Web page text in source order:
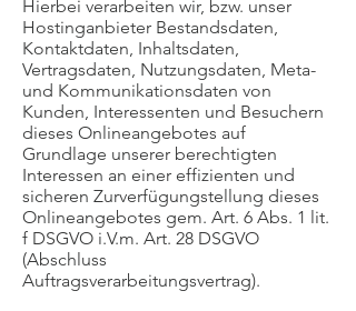
Hierbei verarbeiten wir, bzw. unser
Hostinganbieter Bestandsdaten,
Kontaktdaten, Inhaltsdaten,
Vertragsdaten, Nutzungsdaten, Meta-
und Kommunikationsdaten von
Kunden, Interessenten und Besuchern
dieses Onlineangebotes auf
Grundlage unserer berechtigten
Interessen an einer effizienten und
sicheren Zurverfügungstellung dieses
Onlineangebotes gem. Art. 6 Abs. 1 lit.
f DSGVO i.V.m. Art. 28 DSGVO
(Abschluss
Auftragsverarbeitungsvertrag).